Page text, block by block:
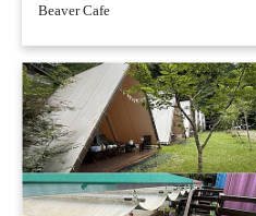
Beaver Cafe